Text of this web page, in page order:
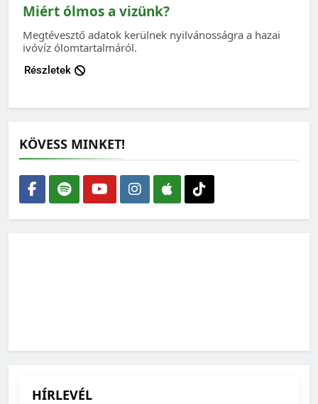
Miért ólmos a vizünk?
Megtévesztő adatok kerülnek nyilvánosságra a hazai
ivóvíz ólomtartalmáról.
Részletek
KÖVESS MINKET!
HÍRLEVÉL